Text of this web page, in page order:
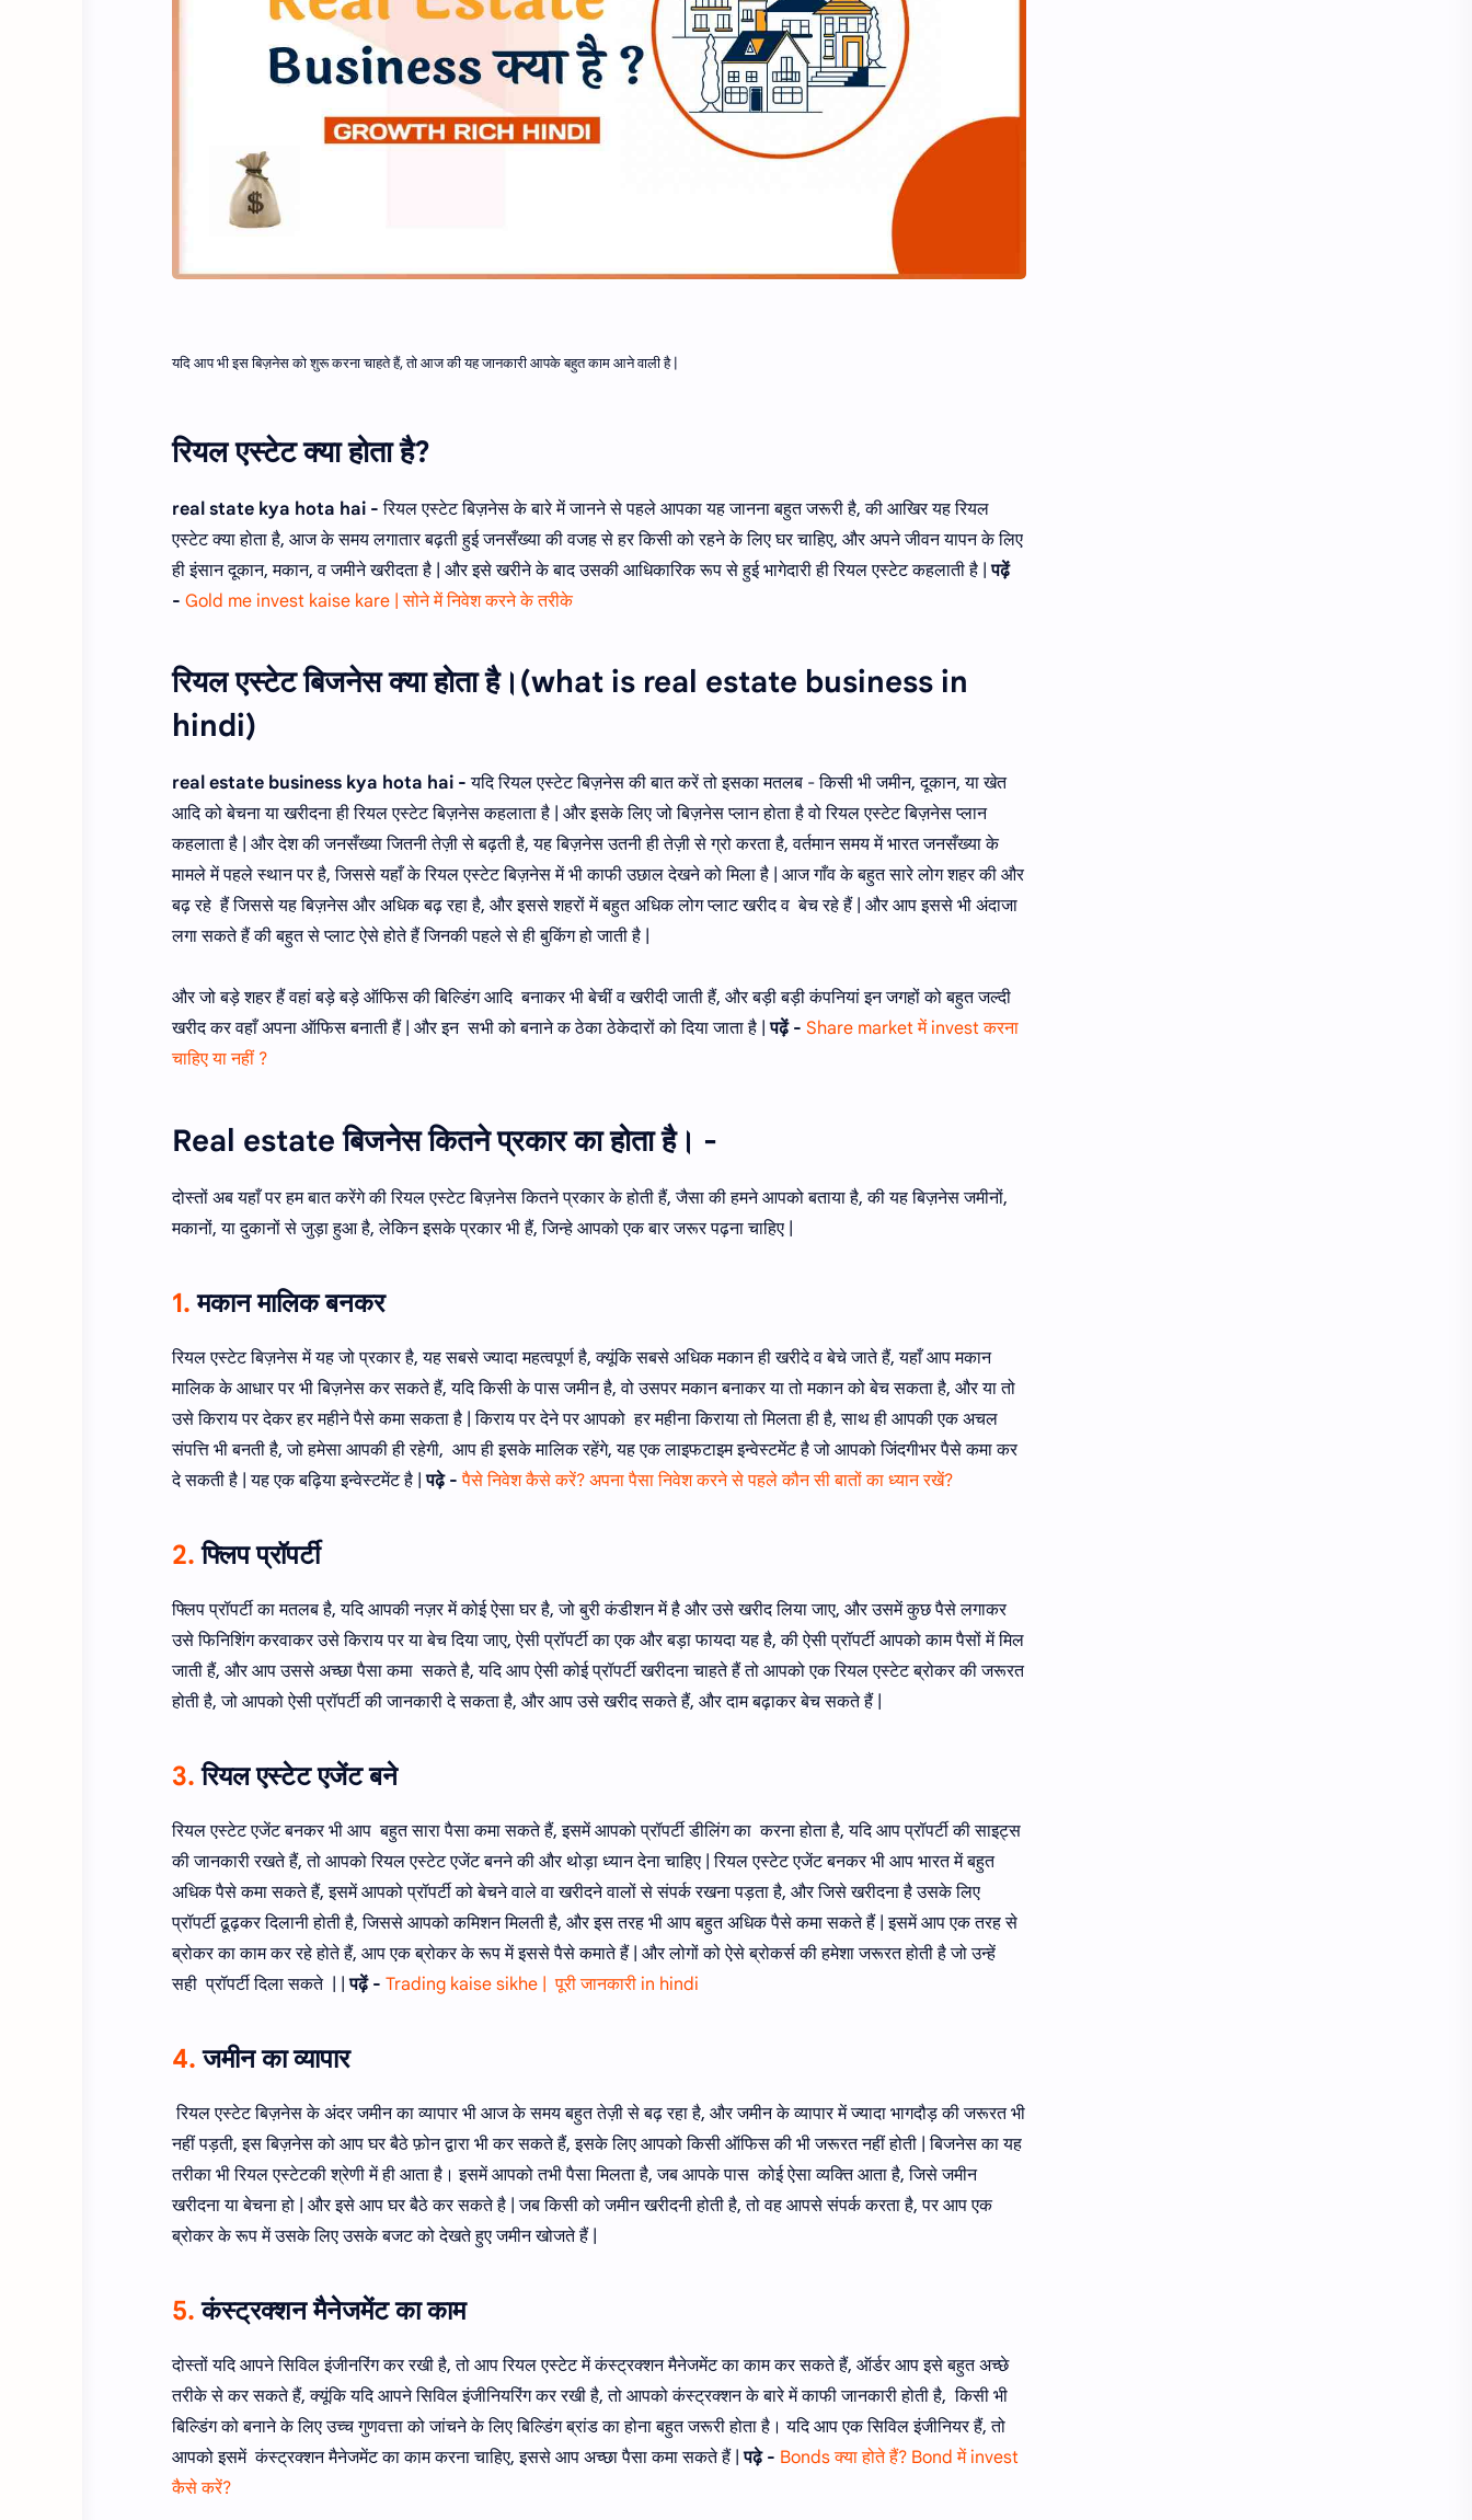
यदि आप भी इस बिज़नेस को शुरू करना चाहते हैं, तो आज की यह जानकारी आपके बहुत काम आने वाली है |
रियल एस्टेट क्या होता है?
real state kya hota hai -रियल एस्टेट बिज़नेस के बारे में जानने से पहले आपका यह जानना बहुत जरूरी है, की आखिर यह रियल
एस्टेट क्या होता है, आज के समय लगातार बढ़ती हुई जनसँख्या की वजह से हर किसी को रहने के लिए घर चाहिए, और अपने जीवन यापन के लिए
ही इंसान दूकान, मकान, व जमीने खरीदता है | और इसे खरीने के बाद उसकी आधिकारिक रूप से हुई भागेदारी ही रियल एस्टेट कहलाती है |पढ़ें
- Gold me invest kaise kare | सोने में निवेश करने के तरीके
रियल एस्टेट बिजनेस क्या होता है।(what is real estate business in
hindi)
real estate business kya hota hai -यदि रियल एस्टेट बिज़नेस की बात करें तो इसका मतलब - किसी भी जमीन, दूकान, या खेत
आदि को बेचना या खरीदना ही रियल एस्टेट बिज़नेस कहलाता है | और इसके लिए जो बिज़नेस प्लान होता है वो रियल एस्टेट बिज़नेस प्लान
कहलाता है | और देश की जनसँख्या जितनी तेज़ी से बढ़ती है, यह बिज़नेस उतनी ही तेज़ी से ग्रो करता है, वर्तमान समय में भारत जनसँख्या के
मामले में पहले स्थान पर है, जिससे यहाँ के रियल एस्टेट बिज़नेस में भी काफी उछाल देखने को मिला है | आज गाँव के बहुत सारे लोग शहर की और
बढ़ रहे हैं जिससे यह बिज़नेस और अधिक बढ़ रहा है, और इससे शहरों में बहुत अधिक लोग प्लाट खरीद व बेच रहे हैं | और आप इससे भी अंदाजा
लगा सकते हैं की बहुत से प्लाट ऐसे होते हैं जिनकी पहले से ही बुकिंग हो जाती है |
और जो बड़े शहर हैं वहां बड़े बड़े ऑफिस की बिल्डिंग आदि बनाकर भी बेचीं व खरीदी जाती हैं, और बड़ी बड़ी कंपनियां इन जगहों को बहुत जल्दी
खरीद कर वहाँ अपना ऑफिस बनाती हैं | और इन सभी को बनाने क ठेका ठेकेदारों को दिया जाता है |पढ़ें - Share market में invest करना
चाहिए या नहीं ?
Real estate बिजनेस कितने प्रकार का होता है। -
दोस्तों अब यहाँ पर हम बात करेंगे की रियल एस्टेट बिज़नेस कितने प्रकार के होती हैं, जैसा की हमने आपको बताया है, की यह बिज़नेस जमीनों,
मकानों, या दुकानों से जुड़ा हुआ है, लेकिन इसके प्रकार भी हैं, जिन्हे आपको एक बार जरूर पढ़ना चाहिए |
1. मकान मालिक बनकर
रियल एस्टेट बिज़नेस में यह जो प्रकार है, यह सबसे ज्यादा महत्वपूर्ण है, क्यूंकि सबसे अधिक मकान ही खरीदे व बेचे जाते हैं, यहाँ आप मकान
मालिक के आधार पर भी बिज़नेस कर सकते हैं, यदि किसी के पास जमीन है, वो उसपर मकान बनाकर या तो मकान को बेच सकता है, और या तो
उसे किराय पर देकर हर महीने पैसे कमा सकता है | किराय पर देने पर आपको हर महीना किराया तो मिलता ही है, साथ ही आपकी एक अचल
संपत्ति भी बनती है, जो हमेसा आपकी ही रहेगी, आप ही इसके मालिक रहेंगे, यह एक लाइफटाइम इन्वेस्टमेंट है जो आपको जिंदगीभर पैसे कमा कर
दे सकती है | यह एक बढ़िया इन्वेस्टमेंट है |पढ़े - पैसे निवेश कैसे करें? अपना पैसा निवेश करने से पहले कौन सी बातों का ध्यान रखें?
2. फ्लिप प्रॉपर्टी
फ्लिप प्रॉपर्टी का मतलब है, यदि आपकी नज़र में कोई ऐसा घर है, जो बुरी कंडीशन में है और उसे खरीद लिया जाए, और उसमें कुछ पैसे लगाकर
उसे फिनिशिंग करवाकर उसे किराय पर या बेच दिया जाए, ऐसी प्रॉपर्टी का एक और बड़ा फायदा यह है, की ऐसी प्रॉपर्टी आपको काम पैसों में मिल
जाती हैं, और आप उससे अच्छा पैसा कमा सकते है, यदि आप ऐसी कोई प्रॉपर्टी खरीदना चाहते हैं तो आपको एक रियल एस्टेट ब्रोकर की जरूरत
होती है, जो आपको ऐसी प्रॉपर्टी की जानकारी दे सकता है, और आप उसे खरीद सकते हैं, और दाम बढ़ाकर बेच सकते हैं |
3. रियल एस्टेट एजेंट बने
रियल एस्टेट एजेंट बनकर भी आप बहुत सारा पैसा कमा सकते हैं, इसमें आपको प्रॉपर्टी डीलिंग का करना होता है, यदि आप प्रॉपर्टी की साइट्स
की जानकारी रखते हैं, तो आपको रियल एस्टेट एजेंट बनने की और थोड़ा ध्यान देना चाहिए | रियल एस्टेट एजेंट बनकर भी आप भारत में बहुत
अधिक पैसे कमा सकते हैं, इसमें आपको प्रॉपर्टी को बेचने वाले वा खरीदने वालों से संपर्क रखना पड़ता है, और जिसे खरीदना है उसके लिए
प्रॉपर्टी ढूढ़कर दिलानी होती है, जिससे आपको कमिशन मिलती है, और इस तरह भी आप बहुत अधिक पैसे कमा सकते हैं | इसमें आप एक तरह से
ब्रोकर का काम कर रहे होते हैं, आप एक ब्रोकर के रूप में इससे पैसे कमाते हैं | और लोगों को ऐसे ब्रोकर्स की हमेशा जरूरत होती है जो उन्हें
सही प्रॉपर्टी दिला सकते | |पढ़ें - Trading kaise sikhe | पूरी जानकारी in hindi
4. जमीन का व्यापार
रियल एस्टेट बिज़नेस के अंदर जमीन का व्यापार भी आज के समय बहुत तेज़ी से बढ़ रहा है, और जमीन के व्यापार में ज्यादा भागदौड़ की जरूरत भी
नहीं पड़ती, इस बिज़नेस को आप घर बैठे फ़ोन द्वारा भी कर सकते हैं, इसके लिए आपको किसी ऑफिस की भी जरूरत नहीं होती | बिजनेस का यह
तरीका भी रियल एस्टेटकी श्रेणी में ही आता है। इसमें आपको तभी पैसा मिलता है, जब आपके पास कोई ऐसा व्यक्ति आता है, जिसे जमीन
खरीदना या बेचना हो | और इसे आप घर बैठे कर सकते है | जब किसी को जमीन खरीदनी होती है, तो वह आपसे संपर्क करता है, पर आप एक
ब्रोकर के रूप में उसके लिए उसके बजट को देखते हुए जमीन खोजते हैं |
5. कंस्ट्रक्शन मैनेजमेंट का काम
दोस्तों यदि आपने सिविल इंजीनरिंग कर रखी है, तो आप रियल एस्टेट में कंस्ट्रक्शन मैनेजमेंट का काम कर सकते हैं, ऑर्डर आप इसे बहुत अच्छे
तरीके से कर सकते हैं, क्यूंकि यदि आपने सिविल इंजीनियरिंग कर रखी है, तो आपको कंस्ट्रक्शन के बारे में काफी जानकारी होती है, किसी भी
बिल्डिंग को बनाने के लिए उच्च गुणवत्ता को जांचने के लिए बिल्डिंग ब्रांड का होना बहुत जरूरी होता है। यदि आप एक सिविल इंजीनियर हैं, तो
आपको इसमें कंस्ट्रक्शन मैनेजमेंट का काम करना चाहिए, इससे आप अच्छा पैसा कमा सकते हैं |पढ़े - Bonds क्या होते हैं? Bond में invest
कैसे करें?